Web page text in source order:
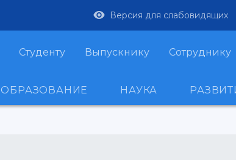
Версия для слабовидящих
Студенту Выпускнику Сотруднику
ОБРАЗОВАНИЕ НАУКА